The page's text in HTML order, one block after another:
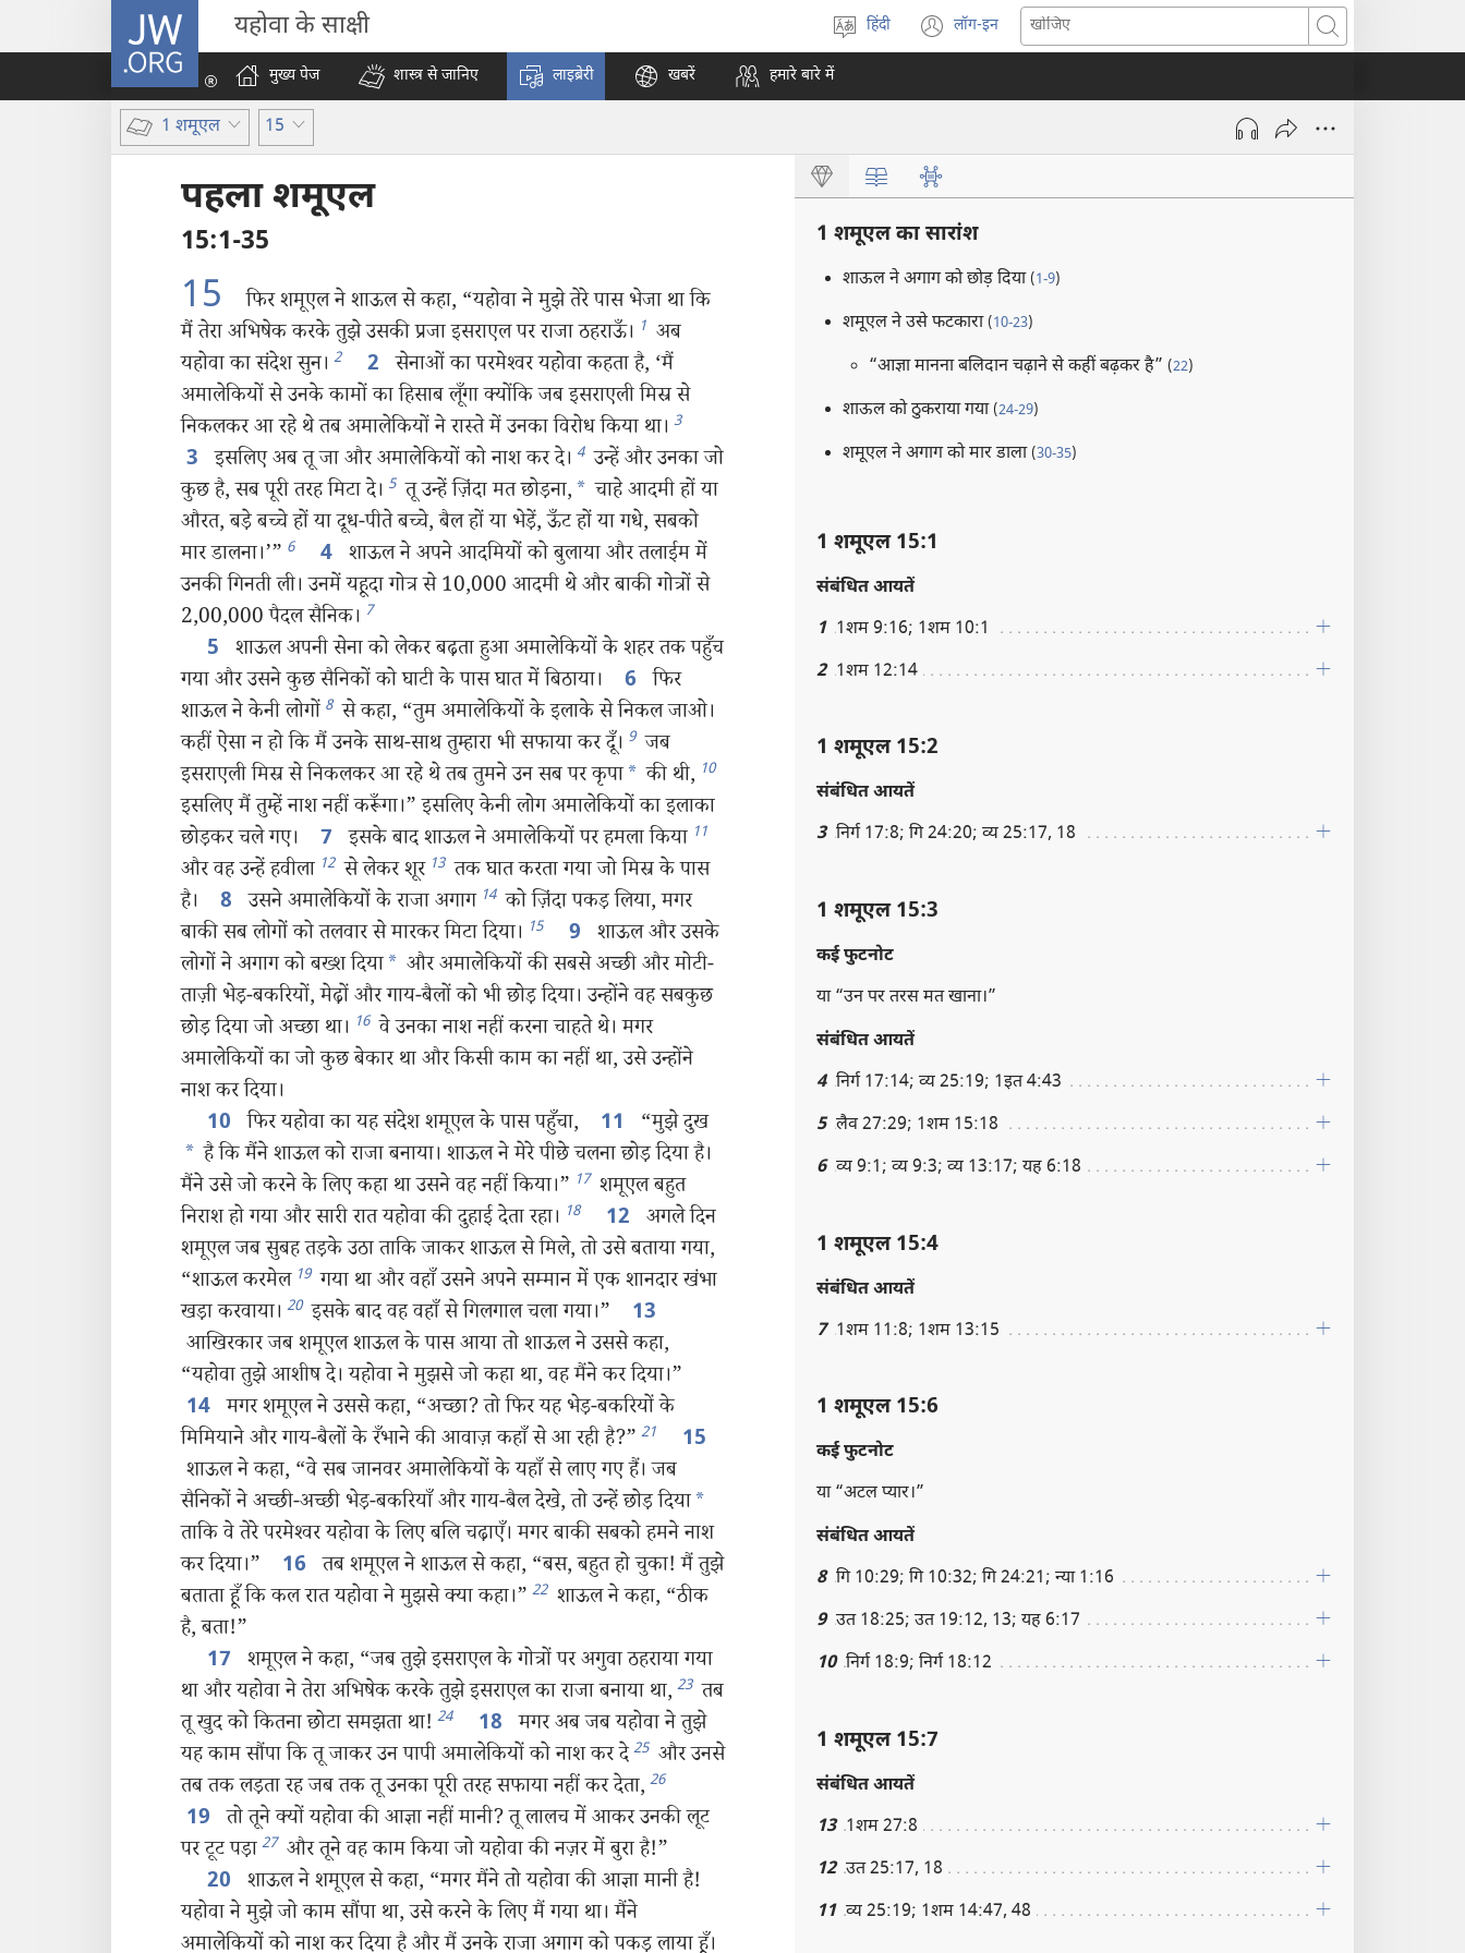
JW.ORG यहोवा के साक्षी
भाषा
चुनें
हिंदी लॉग-इन
(opens
new
खोजिए
मुख्य पेज शास्त्र से जानिए लाइब्रेरी खबरें हमारे बारे में
1 शमूएल 15
पहला शमूएल
15:1-35
15
फिर शमूएल ने शाऊल से कहा, “यहोवा ने मुझे तेरे पास भेजा था कि
मैं तेरा अभिषेक करके तुझे उसकी प्रजा इसराएल पर राजा ठहराऊँ। 1 अब
यहोवा का संदेश सुन। 2 2 सेनाओं का परमेश्‍वर यहोवा कहता है, ‘मैं
अमालेकियों से उनके कामों का हिसाब लूँगा क्योंकि जब इसराएली मिस्र से
निकलकर आ रहे थे तब अमालेकियों ने रास्ते में उनका विरोध किया था। 3
3 इसलिए अब तू जा और अमालेकियों को नाश कर दे। 4 उन्हें और उनका जो
कुछ है, सब पूरी तरह मिटा दे। 5 तू उन्हें ज़िंदा मत छोड़ना, * चाहे आदमी हों या
औरत, बड़े बच्चे हों या दूध-पीते बच्चे, बैल हों या भेड़ें, ऊँट हों या गधे, सबको
मार डालना।’” 6 4 शाऊल ने अपने आदमियों को बुलाया और तलाईम में
उनकी गिनती ली। उनमें यहूदा गोत्र से 10,000 आदमी थे और बाकी गोत्रों से
2,00,000 पैदल सैनिक। 7
5
शाऊल अपनी सेना को लेकर बढ़ता हुआ अमालेकियों के शहर तक पहुँच
गया और उसने कुछ सैनिकों को घाटी के पास घात में बिठाया।
6 फिर
शाऊल ने केनी लोगों 8 से कहा, “तुम अमालेकियों के इलाके से निकल जाओ।
कहीं ऐसा न हो कि मैं उनके साथ-साथ तुम्हारा भी सफाया कर दूँ। 9 जब
इसराएली मिस्र से निकलकर आ रहे थे तब तुमने उन सब पर कृपा* की थी, 10
इसलिए मैं तुम्हें नाश नहीं करूँगा।” इसलिए केनी लोग अमालेकियों का इलाका
छोड़कर चले गए।
7 इसके बाद शाऊल ने अमालेकियों पर हमला किया 11
और वह उन्हें हवीला 12 से लेकर शूर 13 तक घात करता गया जो मिस्र के पास
है।
8 उसने अमालेकियों के राजा अगाग 14 को ज़िंदा पकड़ लिया, मगर
बाकी सब लोगों को तलवार से मारकर मिटा दिया। 15 9
शाऊल और उसके
लोगों ने अगाग को बख्श दिया* और अमालेकियों की सबसे अच्छी और मोटी-
ताज़ी भेड़-बकरियों, मेढ़ों और गाय-बैलों को भी छोड़ दिया। उन्होंने वह सबकुछ
छोड़ दिया जो अच्छा था। 16 वे उनका नाश नहीं करना चाहते थे। मगर
अमालेकियों का जो कुछ बेकार था और किसी काम का नहीं था, उसे उन्होंने
नाश कर दिया।
10 फिर यहोवा का यह संदेश शमूएल के पास पहुँचा, 11 “मुझे दुख
* है कि मैंने शाऊल को राजा बनाया। शाऊल ने मेरे पीछे चलना छोड़ दिया है।
मैंने उसे जो करने के लिए कहा था उसने वह नहीं किया।” 17 शमूएल बहुत
निराश हो गया और सारी रात यहोवा की दुहाई देता रहा। 18 12
अगले दिन
शमूएल जब सुबह तड़के उठा ताकि जाकर शाऊल से मिले, तो उसे बताया गया,
“शाऊल करमेल 19 गया था और वहाँ उसने अपने सम्मान में एक शानदार खंभा
खड़ा करवाया। 20 इसके बाद वह वहाँ से गिलगाल चला गया।” 13
आखिरकार जब शमूएल शाऊल के पास आया तो शाऊल ने उससे कहा,
“यहोवा तुझे आशीष दे। यहोवा ने मुझसे जो कहा था, वह मैंने कर दिया।”
14 मगर शमूएल ने उससे कहा, “अच्छा? तो फिर यह भेड़-बकरियों के
मिमियाने और गाय-बैलों के रँभाने की आवाज़ कहाँ से आ रही है?” 21 15
शाऊल ने कहा, “वे सब जानवर अमालेकियों के यहाँ से लाए गए हैं। जब
सैनिकों ने अच्छी-अच्छी भेड़-बकरियाँ और गाय-बैल देखे, तो उन्हें छोड़ दिया*
ताकि वे तेरे परमेश्‍वर यहोवा के लिए बलि चढ़ाएँ। मगर बाकी सबको हमने नाश
कर दिया।”
16 तब शमूएल ने शाऊल से कहा, “बस, बहुत हो चुका! मैं तुझे
बताता हूँ कि कल रात यहोवा ने मुझसे क्या कहा।” 22 शाऊल ने कहा, “ठीक
है, बता!”
17
शमूएल ने कहा, “जब तुझे इसराएल के गोत्रों पर अगुवा ठहराया गया
था और यहोवा ने तेरा अभिषेक करके तुझे इसराएल का राजा बनाया था, 23 तब
तू खुद को कितना छोटा समझता था! 24 18 मगर अब जब यहोवा ने तुझे
यह काम सौंपा कि तू जाकर उन पापी अमालेकियों को नाश कर दे 25 और उनसे
तब तक लड़ता रह जब तक तू उनका पूरी तरह सफाया नहीं कर देता, 26
19 तो तूने क्यों यहोवा की आज्ञा नहीं मानी? तू लालच में आकर उनकी लूट
पर टूट पड़ा 27 और तूने वह काम किया जो यहोवा की नज़र में बुरा है!”
20
शाऊल ने शमूएल से कहा, “मगर मैंने तो यहोवा की आज्ञा मानी है!
यहोवा ने मुझे जो काम सौंपा था, उसे करने के लिए मैं गया था। मैंने
1 शमूएल का सारांश
शाऊल ने अगाग को छोड़ दिया (1-9)
शमूएल ने उसे फटकारा (10-23)
“आज्ञा मानना बलिदान चढ़ाने से कहीं बढ़कर है” (22)
शाऊल को ठुकराया गया (24-29)
शमूएल ने अगाग को मार डाला (30-35)
1 शमूएल 15:1
संबंधित आयतें
1 1शम 9:16; 1शम 10:1
2 1शम 12:14
1 शमूएल 15:2
संबंधित आयतें
3 निर्ग 17:8; गि 24:20; व्य 25:17, 18
1 शमूएल 15:3
कई फुटनोट
या “उन पर तरस मत खाना।”
संबंधित आयतें
4 निर्ग 17:14; व्य 25:19; 1इत 4:43
5 लैव 27:29; 1शम 15:18
6 व्य 9:1; व्य 9:3; व्य 13:17; यह 6:18
1 शमूएल 15:4
संबंधित आयतें
7 1शम 11:8; 1शम 13:15
1 शमूएल 15:6
कई फुटनोट
या “अटल प्यार।”
संबंधित आयतें
8 गि 10:29; गि 10:32; गि 24:21; न्या 1:16
9 उत 18:25; उत 19:12, 13; यह 6:17
10 निर्ग 18:9; निर्ग 18:12
1 शमूएल 15:7
संबंधित आयतें
13 1शम 27:8
12 उत 25:17, 18
11 व्य 25:19; 1शम 14:47, 48